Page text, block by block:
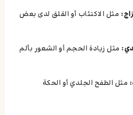
مثل الاكتئاب أو القلق لدى بعض
مثل زيادة الحجم أو الشعور بألم
مثل الطفح الجلدي أو الحكة